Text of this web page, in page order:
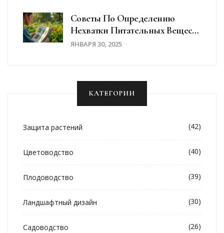
Советы По Определению
Нехватки Питательных Веществ
У Растений По Листьям
ЯНВАРЯ 30, 2025
КАТЕГОРИИ
Защита растений (42)
Цветоводство (40)
Плодоводство (39)
Ландшафтный дизайн (30)
Садоводство (26)